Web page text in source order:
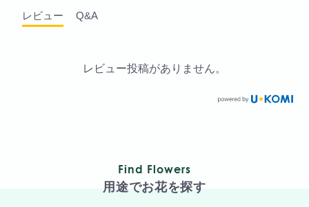
レビュー Q&A
レビュー投稿がありません。
Find Flowers
用途でお花を探す